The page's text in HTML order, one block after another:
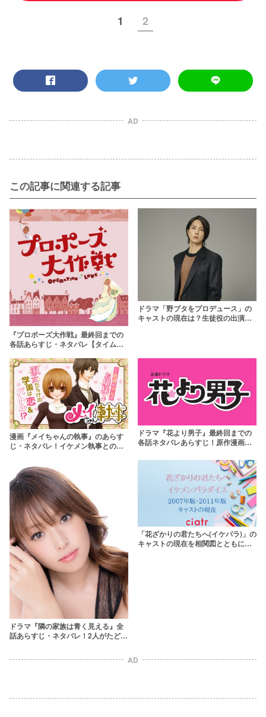
1 2
AD
この記事に関連する記事
『プロポーズ大作戦』最終回までの
各話あらすじ・ネタバレ【タイムス
ドラマ「野ブタをプロデュース」の
キャストの現在は？生徒役の出演そ
漫画『メイちゃんの執事』のあらす
じ・ネタバレ！イケメン執事との恋
ドラマ『花より男子』最終回までの
各話ネタバレあらすじ！原作漫画は
ドラマ『隣の家族は青く見える』全
話あらすじ・ネタバレ！2人がたどり
「花ざかりの君たちへ(イケパラ)」の
キャストの現在を相関図とともに一
AD